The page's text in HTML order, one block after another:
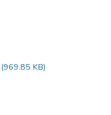
(969.85 KB)